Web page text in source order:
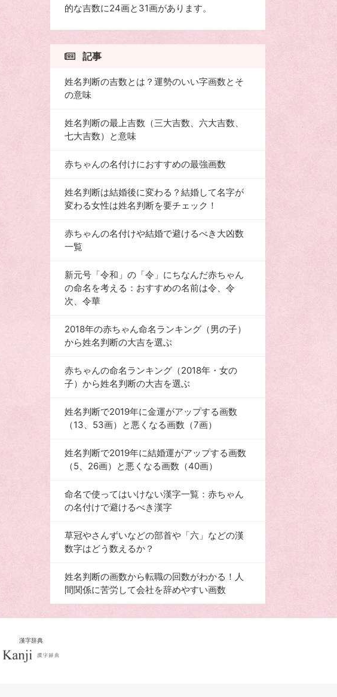
的な吉数に24画と31画があります。
記事
姓名判断の吉数とは？運勢のいい字画数とそ
の意味
姓名判断の最上吉数（三大吉数、六大吉数、
七大吉数）と意味
赤ちゃんの名付けにおすすめの最強画数
姓名判断は結婚後に変わる？結婚して名字が
変わる女性は姓名判断を要チェック！
赤ちゃんの名付けや結婚で避けるべき大凶数
一覧
新元号「令和」の「令」にちなんだ赤ちゃん
の命名を考える：おすすめの名前は令、令
次、令華
2018年の赤ちゃん命名ランキング（男の子）
から姓名判断の大吉を選ぶ
赤ちゃんの命名ランキング（2018年・女の
子）から姓名判断の大吉を選ぶ
姓名判断で2019年に金運がアップする画数
（13、53画）と悪くなる画数（7画）
姓名判断で2019年に結婚運がアップする画数
（5、26画）と悪くなる画数（40画）
命名で使ってはいけない漢字一覧：赤ちゃん
の名付けで避けるべき漢字
草冠やさんずいなどの部首や「六」などの漢
数字はどう数えるか？
姓名判断の画数から転職の回数がわかる！人
間関係に苦労して会社を辞めやすい画数
漢字辞典